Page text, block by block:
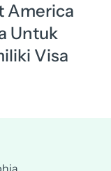
America
Untuk
Visa